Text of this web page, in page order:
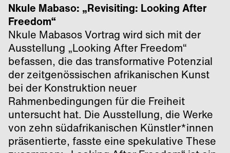
Nkule Mabaso: „Revisiting: Looking After
Freedom“
Nkule Mabasos Vortrag wird sich mit der
Ausstellung „Looking After Freedom“
befassen, die das transformative Potenzial
der zeitgenössischen afrikanischen Kunst
bei der Konstruktion neuer
Rahmenbedingungen für die Freiheit
untersucht hat. Die Ausstellung, die Werke
von zehn südafrikanischen Künstler*innen
präsentierte, fasste eine spekulative These